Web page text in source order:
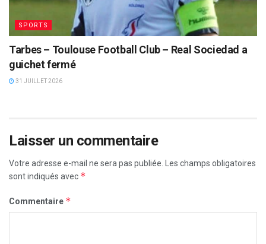
SPORTS
Tarbes – Toulouse Football Club – Real Sociedad a
guichet fermé
31 JUILLET 2026
Laisser un commentaire
Votre adresse e-mail ne sera pas publiée. Les champs obligatoires
sont indiqués avec *
Commentaire *